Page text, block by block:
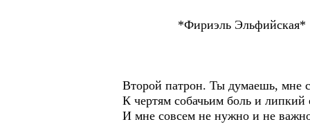
*Фириэль Эльфийская*
Второй патрон. Ты думаешь, мне
К чертям собачьим боль и липкий
И мне совсем не нужно и не